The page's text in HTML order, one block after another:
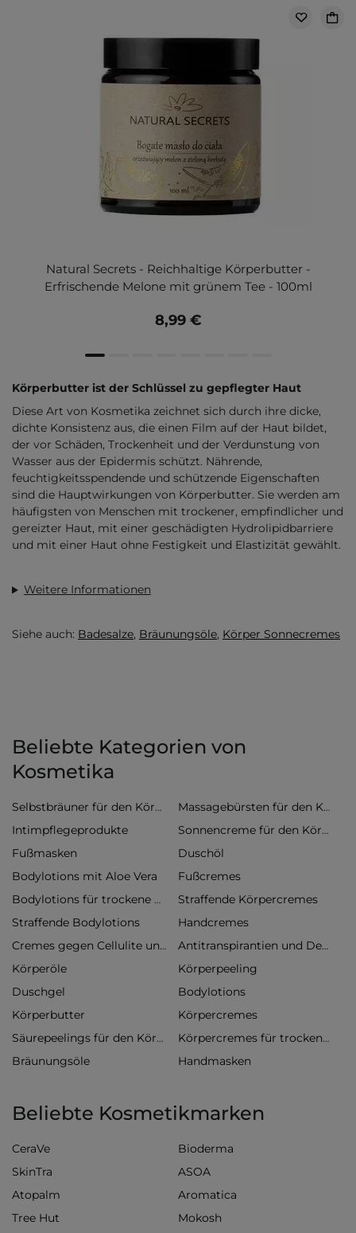
Natural Secrets - Reichhaltige Körperbutter -
Erfrischende Melone mit grünem Tee - 100ml
8,99 €
Körperbutter ist der Schlüssel zu gepflegter Haut
Diese Art von Kosmetika zeichnet sich durch ihre dicke,
dichte Konsistenz aus, die einen Film auf der Haut bildet,
der vor Schäden, Trockenheit und der Verdunstung von
Wasser aus der Epidermis schützt. Nährende,
feuchtigkeitsspendende und schützende Eigenschaften
sind die Hauptwirkungen von Körperbutter. Sie werden am
häufigsten von Menschen mit trockener, empfindlicher und
gereizter Haut, mit einer geschädigten Hydrolipidbarriere
und mit einer Haut ohne Festigkeit und Elastizität gewählt.
Weitere Informationen
Siehe auch: Badesalze, Bräunungsöle, Körper Sonnecremes
Beliebte Kategorien von
Kosmetika
Selbstbräuner für den Körper Massagebürsten für den Körper
Intimpflegeprodukte Sonnencreme für den Körper
Fußmasken
Duschöl
Bodylotions mit Aloe Vera
Fußcremes
Bodylotions für trockene Haut
Straffende Körpercremes
Straffende Bodylotions
Handcremes
Cremes gegen Cellulite und Dehnungsstreifen Antitranspirantien und Deodorants
Körperöle
Körperpeeling
Duschgel
Bodylotions
Körperbutter
Körpercremes
Säurepeelings für den Körper Körpercremes für trockene Haut
Bräunungsöle Handmasken
Beliebte Kosmetikmarken
CeraVe
Bioderma
SkinTra
ASOA
Atopalm
Aromatica
Tree Hut
Mokosh